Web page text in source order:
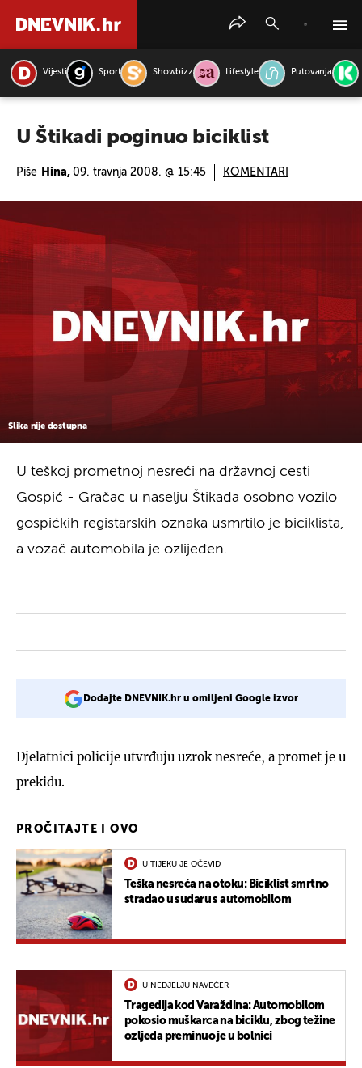
Vijesti Sport Showbizz Lifestyle Putovanja
U Štikadi poginuo biciklist
Piše Hina, 09. travnja 2008. @ 15:45 KOMENTARI
Slika nije dostupna
U teškoj prometnoj nesreći na državnoj cesti
Gospić - Gračac u naselju Štikada osobno vozilo
gospićkih registarskih oznaka usmrtilo je biciklista,
a vozač automobila je ozlijeđen.
Dodajte DNEVNIK.hr u omiljeni Google izvor
Djelatnici policije utvrđuju uzrok nesreće, a promet je u
prekidu.
PROČITAJTE I OVO
U TIJEKU JE OČEVID
Teška nesreća na otoku: Biciklist smrtno
stradao u sudaru s automobilom
U NEDJELJU NAVEČER
Tragedija kod Varaždina: Automobilom
pokosio muškarca na biciklu, zbog težine
ozljeda preminuo je u bolnici
PRETRAŽITE VIJESTI